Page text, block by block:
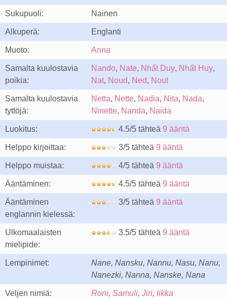
Sukupuoli: Nainen
Alkuperä: Englanti
Muoto: Anna
Samalta kuulostavia
poikia:
Nando, Nate, Nhất Duy, Nhất Huy,
Nat, Noud, Ned, Nout
Samalta kuulostavia
tyttöjä:
Netta, Nette, Nadia, Nita, Nada,
Ninette, Nanda, Naida
Luokitus: 4.5/5 tähteä 9 ääntä
Helppo kirjoittaa: 3/5 tähteä 9 ääntä
Helppo muistaa: 4/5 tähteä 9 ääntä
Ääntäminen: 4.5/5 tähteä 9 ääntä
Ääntäminen
englannin kielessä:
3/5 tähteä 9 ääntä
Ulkomaalaisten
mielipide:
3.5/5 tähteä 9 ääntä
Lempinimet:
Nane, Nansku, Nannu, Nasu, Nanu,
Nanezki, Nanna, Nanske, Nana
Veljen nimiä: Roni, Samuli, Jiri, Iikka